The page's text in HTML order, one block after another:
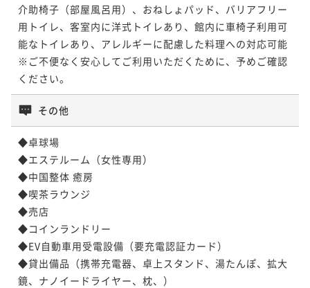
介助椅子（部屋風呂用）、おねしょパッド、バリアフリー
用トイレ、客室内に洋式トイレあり、館内に車椅子利用可
能なトイレあり、アレルギーに配慮した料理への対応可能
※ご不便なく安心してご利用いただくために、予めご確認
ください。
その他
◆卓球場
◆エステルーム（女性専用）
◆中国整体 癒房
◆喫茶ラウンジ
◆売店
◆コインランドリー
◆EV自動車用受電設備（要充電認証カード）
◆貸出備品（携帯充電器、卓上スタンド、湯たんぽ、拡大
鏡、ナノイードライヤー、枕、）